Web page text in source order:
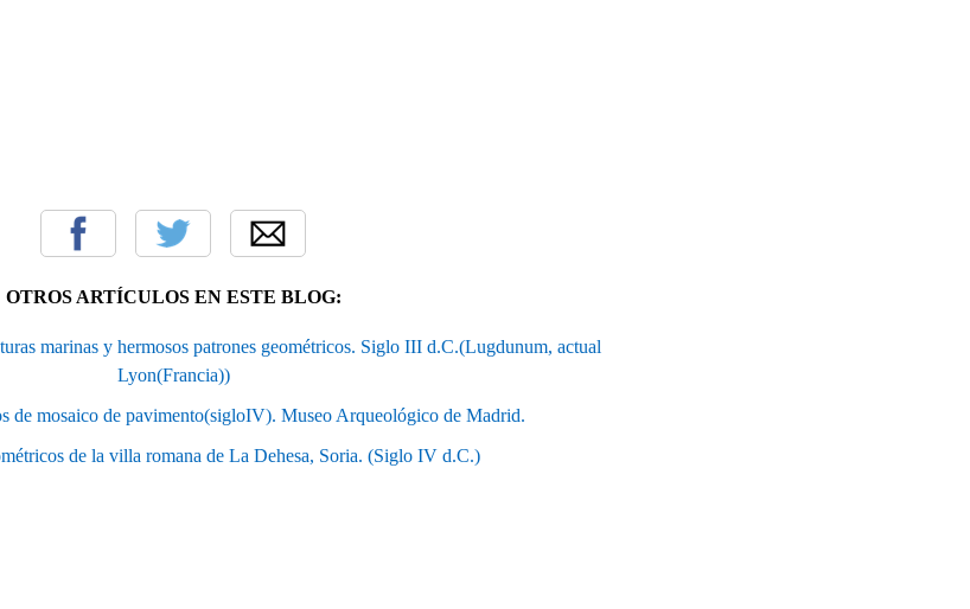
OTROS ARTÍCULOS EN ESTE BLOG:
marinas y hermosos patrones geométricos. Siglo III d.C.(Lugdunum, actual
Lyon(Francia))
de mosaico de pavimento(sigloIV). Museo Arqueológico de Madrid.
de la villa romana de La Dehesa, Soria. (Siglo IV d.C.)